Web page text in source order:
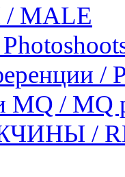
MALE
/
MQ / MQ
/